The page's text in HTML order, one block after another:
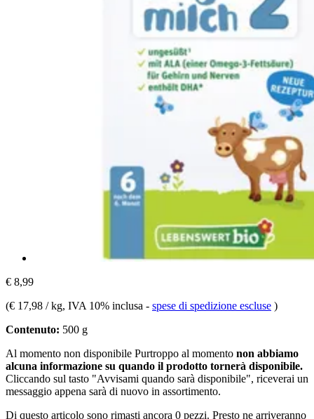
€ 8,99
(€ 17,98 / kg, IVA 10% inclusa - spese di spedizione escluse )
Contenuto: 500 g
Al momento non disponibile Purtroppo al momento non abbiamo
alcuna informazione su quando il prodotto tornerà disponibile.
Cliccando sul tasto "Avvisami quando sarà disponibile", riceverai un
messaggio appena sarà di nuovo in assortimento.
Di questo articolo sono rimasti ancora 0 pezzi. Presto ne arriveranno